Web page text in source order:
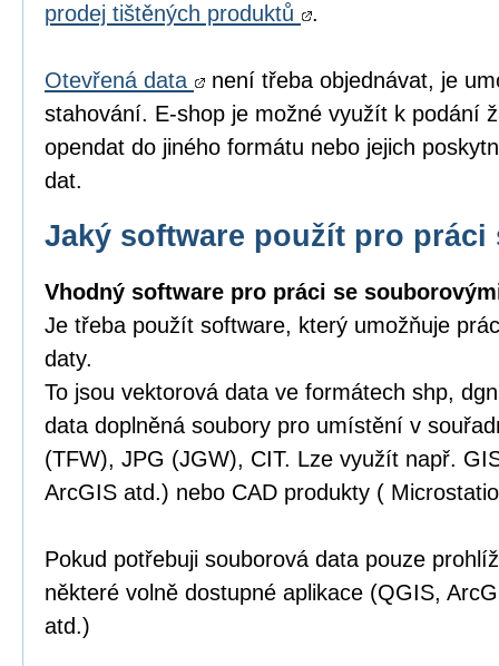
prodej tištěných produktů
.
Otevřená data
není třeba objednávat, je
stahování. E-shop je možné využít k podání
opendat do jiného formátu nebo jejich
dat.
Jaký software použít pro práci
Vhodný software pro práci se
Je třeba použít software, který umožňuje
daty.
To jsou vektorová data ve formátech shp,
data doplněná soubory pro umístění v
(TFW), JPG (JGW), CIT. Lze využít např.
ArcGIS atd.) nebo CAD produkty (
Pokud potřebuji souborová data pouze
některé volně dostupné aplikace (QGIS,
atd.)